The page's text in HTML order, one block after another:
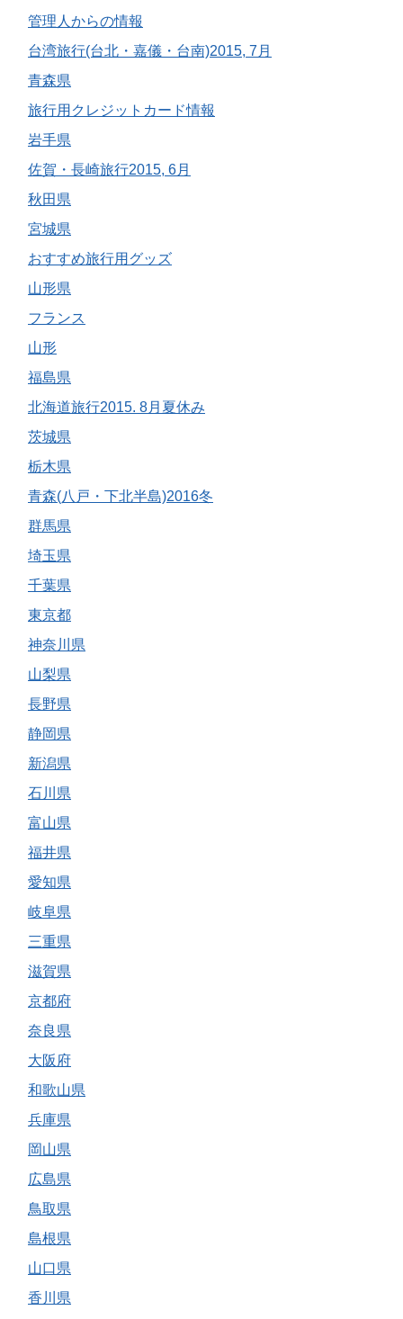
管理人からの情報
台湾旅行(台北・嘉儀・台南)2015, 7月
青森県
旅行用クレジットカード情報
岩手県
佐賀・長崎旅行2015, 6月
秋田県
宮城県
おすすめ旅行用グッズ
山形県
フランス
山形
福島県
北海道旅行2015. 8月夏休み
茨城県
栃木県
青森(八戸・下北半島)2016冬
群馬県
埼玉県
千葉県
東京都
神奈川県
山梨県
長野県
静岡県
新潟県
石川県
富山県
福井県
愛知県
岐阜県
三重県
滋賀県
京都府
奈良県
大阪府
和歌山県
兵庫県
岡山県
広島県
鳥取県
島根県
山口県
香川県